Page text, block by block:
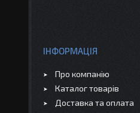
ІНФОРМАЦІЯ
Про компанію
Каталог товарів
Доставка та оплата